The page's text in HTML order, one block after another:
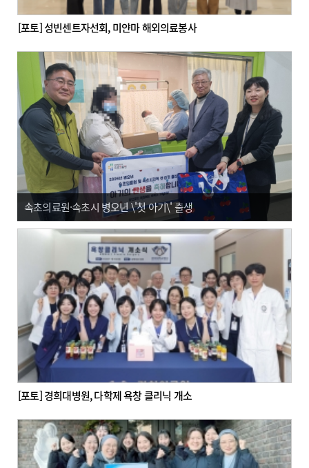
[포토] 성빈센트자선회, 미얀마 해외의료봉사
속초의료원·속초시 병오년 \'첫 아기\' 출생
[포토] 경희대병원, 다학제 욕창 클리닉 개소